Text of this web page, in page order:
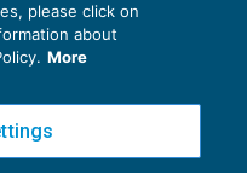
please click on
about
More